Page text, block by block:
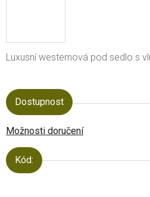
Luxusní westernová pod sedlo s
Dostupnost
Možnosti doručení
Kód: